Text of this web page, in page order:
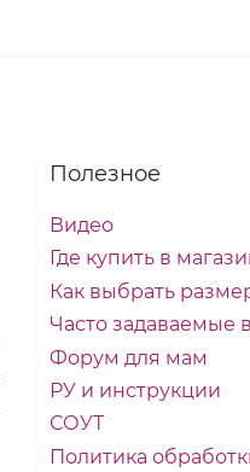
Полезное
Видео
Где купить в
Как выбрать
Часто задаваемые
Форум для мам
РУ и инструкции
СОУТ
Политика